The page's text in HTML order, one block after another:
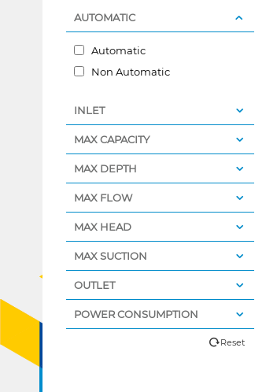
AUTOMATIC
Automatic
Non Automatic
INLET
MAX CAPACITY
MAX DEPTH
MAX FLOW
MAX HEAD
MAX SUCTION
OUTLET
POWER CONSUMPTION
Reset